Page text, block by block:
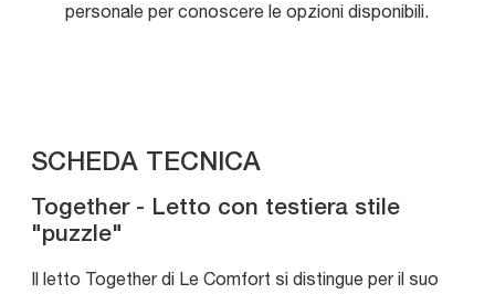
personale per conoscere le opzioni disponibili.
SCHEDA TECNICA
Together - Letto con testiera stile
"puzzle"
Il letto Together di Le Comfort si distingue per il suo